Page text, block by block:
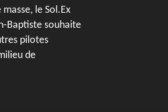
le Sol.Ex
Baptiste souhaite
pilotes
de